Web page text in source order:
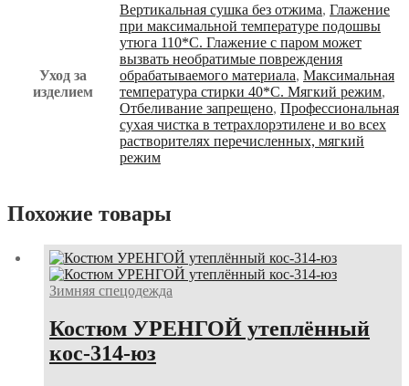
Уход за
изделием
Вертикальная сушка без отжима, Глажение
при максимальной температуре подошвы
утюга 110*С. Глажение с паром может
вызвать необратимые повреждения
обрабатываемого материала, Максимальная
температура стирки 40*С. Мягкий режим,
Отбеливание запрещено, Профессиональная
сухая чистка в тетрахлорэтилене и во всех
растворителях перечисленных, мягкий
режим
Похожие товары
Зимняя спецодежда
Костюм УРЕНГОЙ утеплённый
кос-314-юз